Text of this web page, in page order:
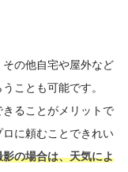
の他自宅や屋外など
ことも可能です。
ることがメリットで
に頼むことできれい
の場合は、天気によ